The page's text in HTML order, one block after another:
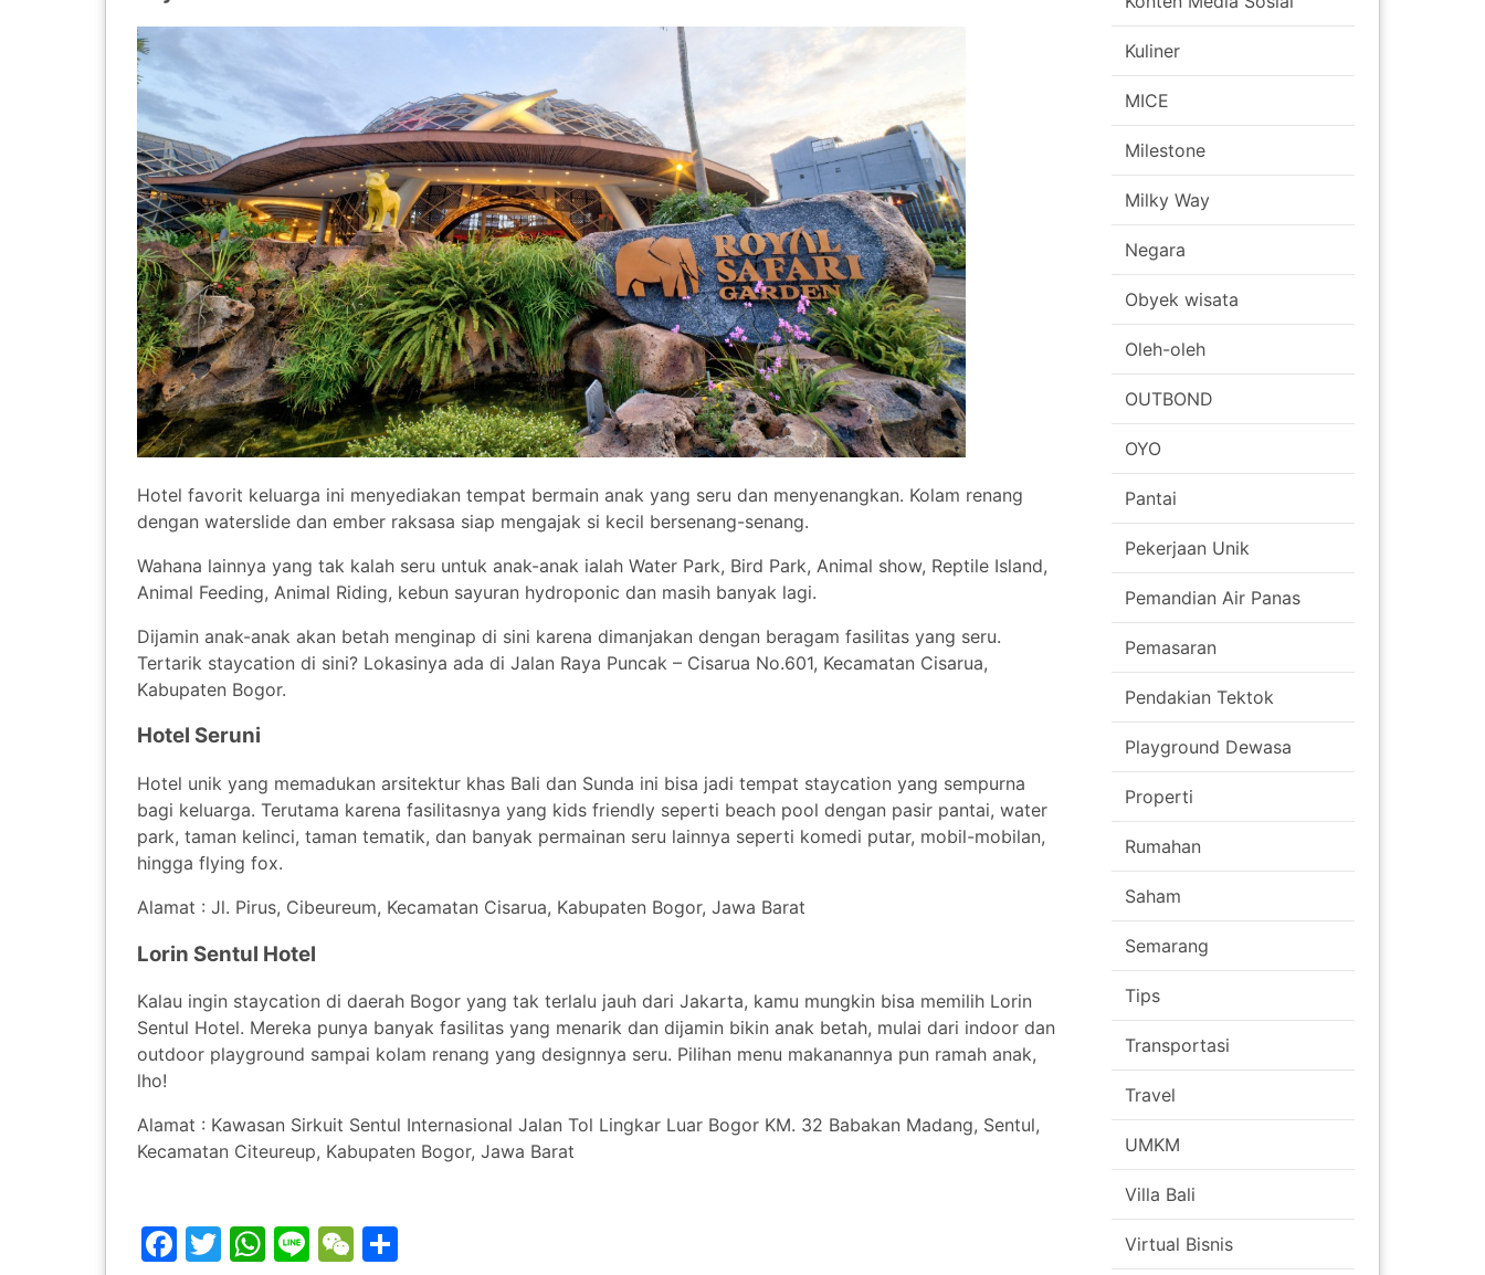
Hotel favorit keluarga ini menyediakan tempat bermain anak yang seru dan menyenangkan. Kolam renang
dengan waterslide dan ember raksasa siap mengajak si kecil bersenang-senang.
Wahana lainnya yang tak kalah seru untuk anak-anak ialah Water Park, Bird Park, Animal show, Reptile Island,
Animal Feeding, Animal Riding, kebun sayuran hydroponic dan masih banyak lagi.
Dijamin anak-anak akan betah menginap di sini karena dimanjakan dengan beragam fasilitas yang seru.
Tertarik staycation di sini? Lokasinya ada di Jalan Raya Puncak – Cisarua No.601, Kecamatan Cisarua,
Kabupaten Bogor.
Hotel Seruni
Hotel unik yang memadukan arsitektur khas Bali dan Sunda ini bisa jadi tempat staycation yang sempurna
bagi keluarga. Terutama karena fasilitasnya yang kids friendly seperti beach pool dengan pasir pantai, water
park, taman kelinci, taman tematik, dan banyak permainan seru lainnya seperti komedi putar, mobil-mobilan,
hingga flying fox.
Alamat : Jl. Pirus, Cibeureum, Kecamatan Cisarua, Kabupaten Bogor, Jawa Barat
Lorin Sentul Hotel
Kalau ingin staycation di daerah Bogor yang tak terlalu jauh dari Jakarta, kamu mungkin bisa memilih Lorin
Sentul Hotel. Mereka punya banyak fasilitas yang menarik dan dijamin bikin anak betah, mulai dari indoor dan
outdoor playground sampai kolam renang yang designnya seru. Pilihan menu makanannya pun ramah anak,
lho!
Alamat : Kawasan Sirkuit Sentul Internasional Jalan Tol Lingkar Luar Bogor KM. 32 Babakan Madang, Sentul,
Kecamatan Citeureup, Kabupaten Bogor, Jawa Barat
Facebook
Twitter
WhatsApp
LineWeChat
Kuliner
MICE
Milestone
Milky Way
Negara
Obyek wisata
Oleh-oleh
OUTBOND
OYO
Pantai
Pekerjaan Unik
Pemandian Air Panas
Pemasaran
Pendakian Tektok
Playground Dewasa
Properti
Rumahan
Saham
Semarang
Tips
Transportasi
Travel
UMKM
Villa Bali
Virtual Bisnis